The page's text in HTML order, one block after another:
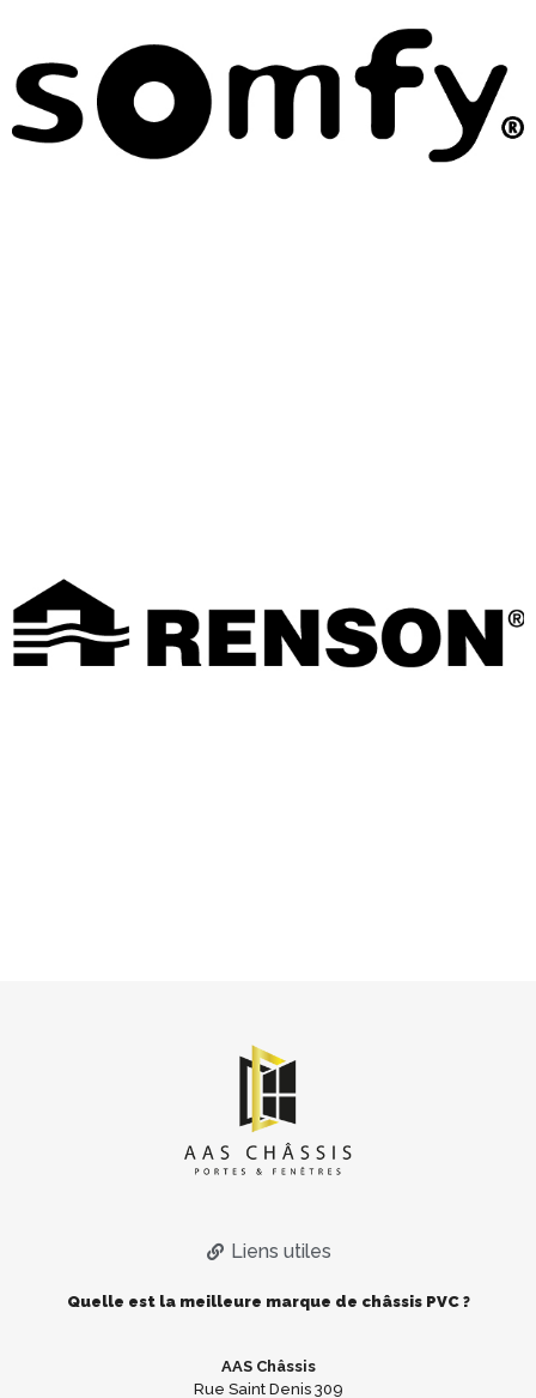
Liens utiles
Quelle est la meilleure marque de châssis PVC ?
AAS Châssis
Rue Saint Denis 309